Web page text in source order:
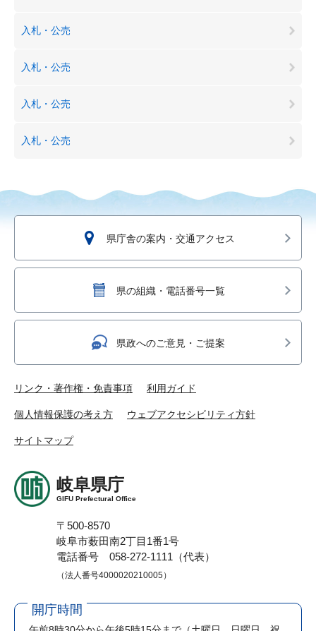
入札・公売
入札・公売
入札・公売
入札・公売
県庁舎の案内・交通アクセス
県の組織・電話番号一覧
県政へのご意見・ご提案
リンク・著作権・免責事項 利用ガイド
個人情報保護の考え方 ウェブアクセシビリティ方針
サイトマップ
岐阜県庁
GIFU Prefectural Office
〒500-8570
岐阜市薮田南2丁目1番1号
電話番号 058-272-1111（代表）
（法人番号4000020210005）
開庁時間